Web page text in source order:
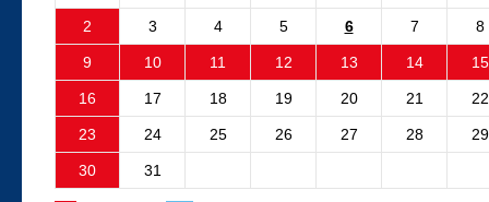
外品比較
フリーランダー2でエンジン停止後も電動
ファンが回り続ける故障が発生しました。
故障原因はファンコントロ...
外装工事中のお知らせ
2 3 4 5 6 7 8
9 10 11 12 13 14 15
16 17 18 19 20 21 22
23 24 25 26 27 28 29
30 31